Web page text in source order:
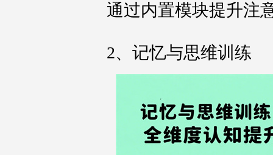
通过内置模块提升注
2、记忆与思维训练